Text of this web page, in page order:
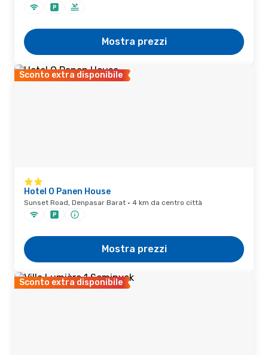
Mostra prezzi
Sconto extra disponibile
Hotel O Panen House
Sunset Road, Denpasar Barat · 4 km da centro città
Mostra prezzi
Sconto extra disponibile